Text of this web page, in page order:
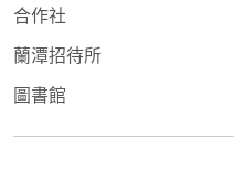
合作社
蘭潭招待所
圖書館